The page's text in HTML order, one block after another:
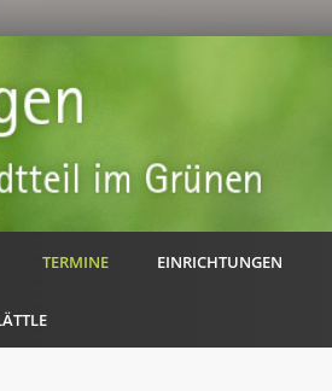
TERMINE EINRICHTUNGEN